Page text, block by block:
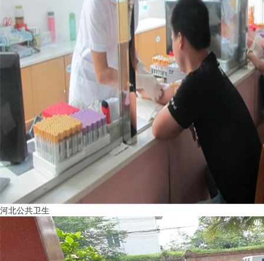
河北公共卫生